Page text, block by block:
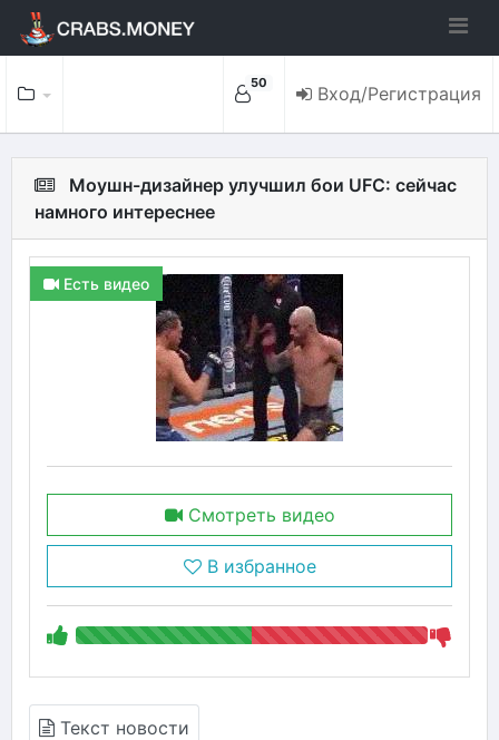
50 Вход/Регистрация
Моушн-дизайнер улучшил бои UFC: сейчас
намного интереснее
Есть видео
Смотреть видео
В избранное
Текст новости